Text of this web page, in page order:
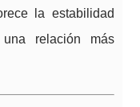
la estabilidad
relación más